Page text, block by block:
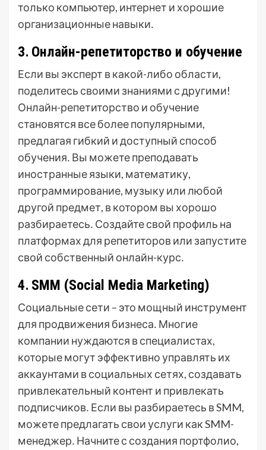
только компьютер, интернет и хорошие
организационные навыки․
3․ Онлайн-репетиторство и обучение
Если вы эксперт в какой-либо области,
поделитесь своими знаниями с другими!
Онлайн-репетиторство и обучение
становятся все более популярными,
предлагая гибкий и доступный способ
обучения․ Вы можете преподавать
иностранные языки, математику,
программирование, музыку или любой
другой предмет, в котором вы хорошо
разбираетесь․ Создайте свой профиль на
платформах для репетиторов или запустите
свой собственный онлайн-курс․
4․ SMM (Social Media Marketing)
Социальные сети – это мощный инструмент
для продвижения бизнеса․ Многие
компании нуждаются в специалистах,
которые могут эффективно управлять их
аккаунтами в социальных сетях, создавать
привлекательный контент и привлекать
подписчиков․ Если вы разбираетесь в SMM,
можете предлагать свои услуги как SMM-
менеджер․ Начните с создания портфолио,